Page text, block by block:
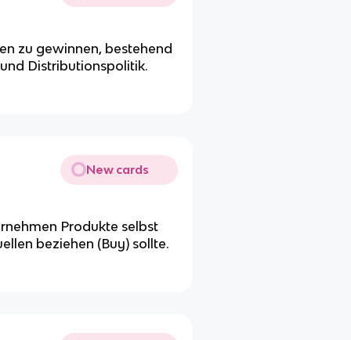
zu gewinnen, bestehend
Distributionspolitik.
New cards
Produkte selbst
beziehen (Buy) sollte.